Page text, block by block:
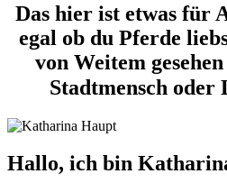
Das hier ist etwas für
egal ob du Pferde
von Weitem
Stadtmensch oder
Hallo, ich bin